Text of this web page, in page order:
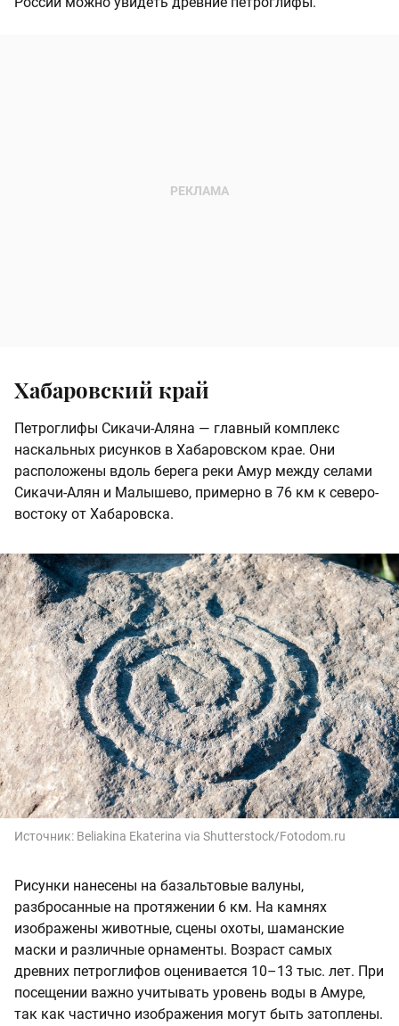
Хабаровский край
Петроглифы Сикачи-Аляна — главный комплекс
наскальных рисунков в Хабаровском крае. Они
расположены вдоль берега реки Амур между селами
Сикачи-Алян и Малышево, примерно в 76 км к северо-
востоку от Хабаровска.
Источник: Beliakina Ekaterina via Shutterstock/Fotodom.ru
Рисунки нанесены на базальтовые валуны,
разбросанные на протяжении 6 км. На камнях
изображены животные, сцены охоты, шаманские
маски и различные орнаменты. Возраст самых
древних петроглифов оценивается 10–13 тыс. лет. При
посещении важно учитывать уровень воды в Амуре,
так как частично изображения могут быть затоплены.